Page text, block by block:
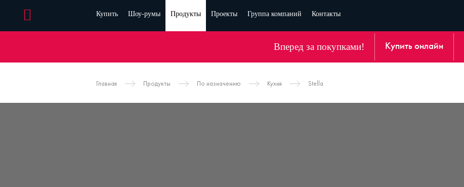
Купить Шоу-румы Продукты Проекты Группа компаний Контакты
Вперед за покупками! Купить онлайн
Главная Продукты По назначению Кухня Stella